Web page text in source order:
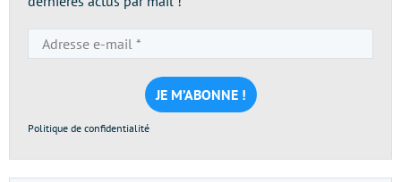
e-
mail
*
Politique de confidentialité